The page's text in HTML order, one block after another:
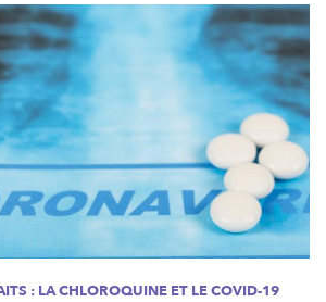
: LA CHLOROQUINE ET LE COVID-19